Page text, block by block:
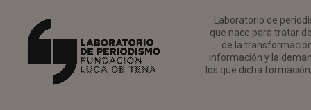
Laboratorio de
que nace para tratar
de la
información y la
los que dicha